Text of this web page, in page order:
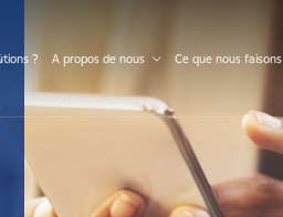
? A propos de nous Ce que nous faisons